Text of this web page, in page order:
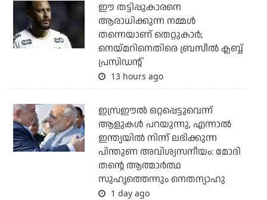
ഈ തട്ടിപ്പുകാരനെ
ആരാധിക്കുന്ന നമ്മള്‍
തന്നെയാണ് തെറ്റുകാര്‍;
നെയ്മറിനെതിരെ ബ്രസീല്‍ ക്ലബ്ബ്
പ്രസിഡന്റ്
13 hours ago
ഇസ്രഈല്‍ ഒറ്റപ്പെട്ടുവെന്ന്
ആളുകള്‍ പറയുന്നു, എന്നാല്‍
ഇന്ത്യയില്‍ നിന്ന് ലഭിക്കുന്ന
പിന്തുണ അവിശ്വസനീയം: മോദി
തന്റെ ആത്മാര്‍ത്ഥ
സുഹൃത്തെന്നും നെതന്യാഹു
1 day ago